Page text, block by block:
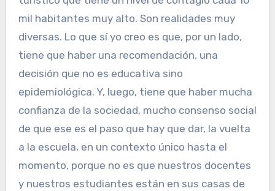
mil habitantes muy alto. Son realidades muy
diversas. Lo que sí yo creo es que, por un lado,
tiene que haber una recomendación, una
decisión que no es educativa sino
epidemiológica. Y, luego, tiene que haber mucha
confianza de la sociedad, mucho consenso social
de que ese es el paso que hay que dar, la vuelta
a la escuela, en un contexto único hasta el
momento, porque no es que nuestros docentes
y nuestros estudiantes están en sus casas de